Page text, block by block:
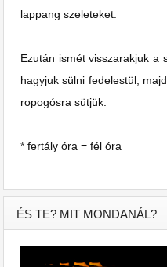
lappang szeleteket.
Ezután ismét visszarakjuk a
hagyjuk sülni fedelestül,
ropogósra sütjük.
* fertály óra = fél óra
ÉS TE? MIT MONDANÁL?